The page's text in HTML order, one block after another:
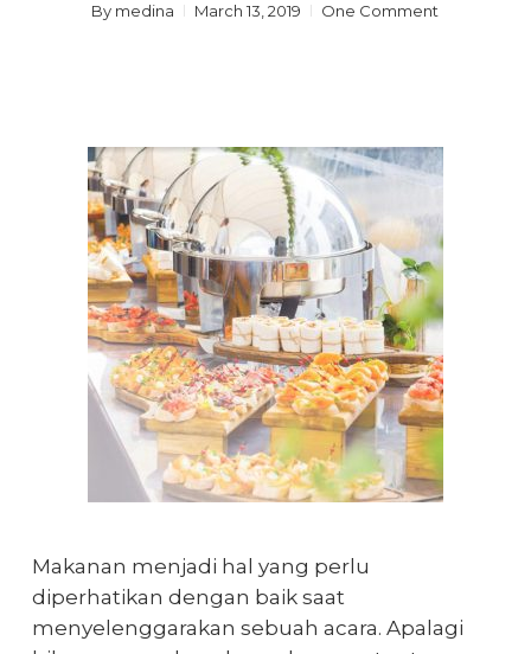
By medina March 13, 2019 One Comment
Makanan menjadi hal yang perlu
diperhatikan dengan baik saat
menyelenggarakan sebuah acara. Apalagi